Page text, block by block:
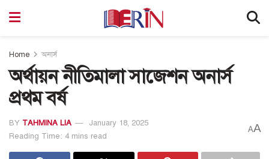
Home অনার্স
অর্থায়ন নীতিমালা সাজেশন অনার্স
প্রথম বর্ষ
BY TAHMINA LIA
January 18, 2025
Reading Time: 4 mins read
AA